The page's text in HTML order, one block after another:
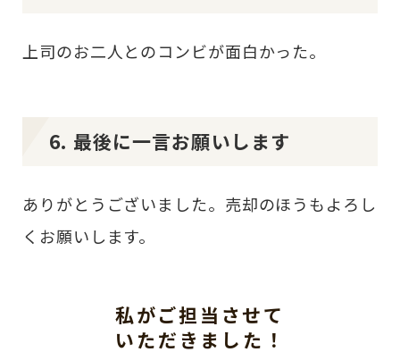
上司のお二人とのコンビが面白かった。
6. 最後に一言お願いします
ありがとうございました。売却のほうもよろし
くお願いします。
私がご担当させて
いただきました！